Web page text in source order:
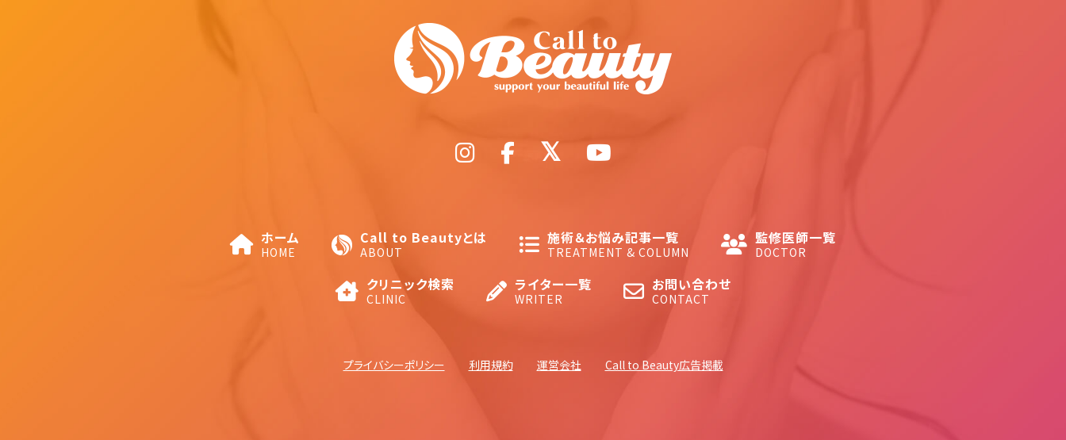
ホーム
HOME
Call to Beautyとは
ABOUT
施術＆お悩み記事一覧
TREATMENT & COLUMN
監修医師一覧
DOCTOR
クリニック検索
CLINIC
ライター一覧
WRITER
お問い合わせ
CONTACT
プライバシーポリシー 利用規約 運営会社 Call to Beauty広告掲載